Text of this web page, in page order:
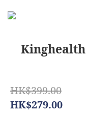
Kinghealth
HK$399.00
HK$279.00